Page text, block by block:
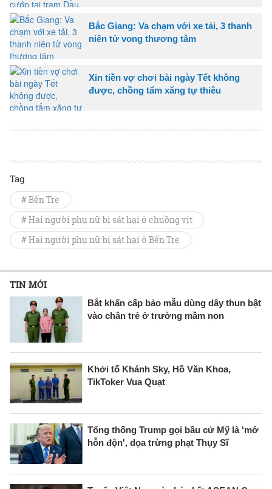
Bắc Giang: Va chạm với xe tải, 3 thanh
niên tử vong thương tâm
Xin tiền vợ chơi bài ngày Tết không
được, chồng tẩm xăng tự thiêu
Tag
# Bến Tre
# Hai người phụ nữ bị sát hại ở chuồng vịt
# Hai người phụ nữ bị sát hại ở Bến Tre
TIN MỚI
Bắt khẩn cấp bảo mẫu dùng dây thun bật
vào chân trẻ ở trường mầm non
Khởi tố Khánh Sky, Hồ Văn Khoa,
TikToker Vua Quạt
Tổng thống Trump gọi bầu cử Mỹ là 'mớ
hỗn độn', dọa trừng phạt Thụy Sĩ